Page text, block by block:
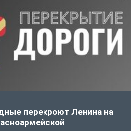
перекроют Ленина на